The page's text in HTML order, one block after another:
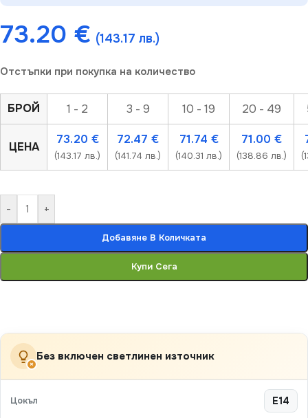
73.20 € (143.17 лв.)
Отстъпки при покупка на количество
БРОЙ 1 - 2 3 - 9 10 - 19 20 - 49
ЦЕНА
73.20 €
(143.17 лв.)
72.47 €
(141.74 лв.)
71.74 €
(140.31 лв.)
71.00 €
(138.86 лв.)
- +
Добавяне В Количката
Купи Сега
×
Без включен светлинен източник
Цокъл E14